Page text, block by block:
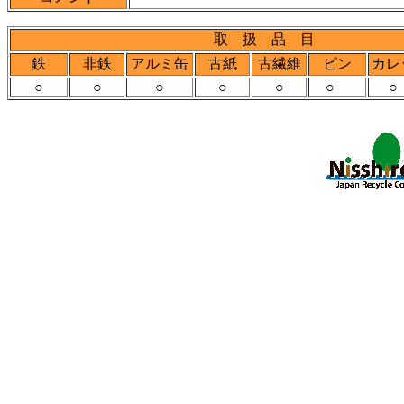
取 扱 品 目
鉄
非鉄 アルミ缶 古紙 古繊維 ビン カレ
○
○ ○ ○ ○ ○ ○